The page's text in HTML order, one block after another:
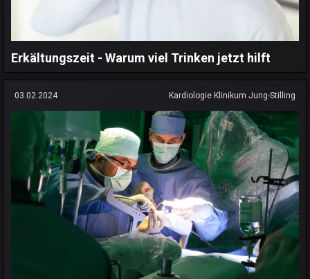
Erkältungszeit - Warum viel Trinken jetzt hilft
03.02.2024 Kardiologie Klinikum Jung-Stilling